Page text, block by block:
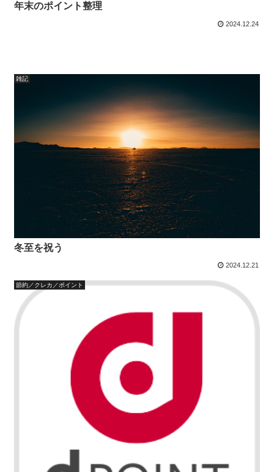
年末のポイント整理
2024.12.24
雑記
冬至を祝う
2024.12.21
節約／クレカ／ポイント